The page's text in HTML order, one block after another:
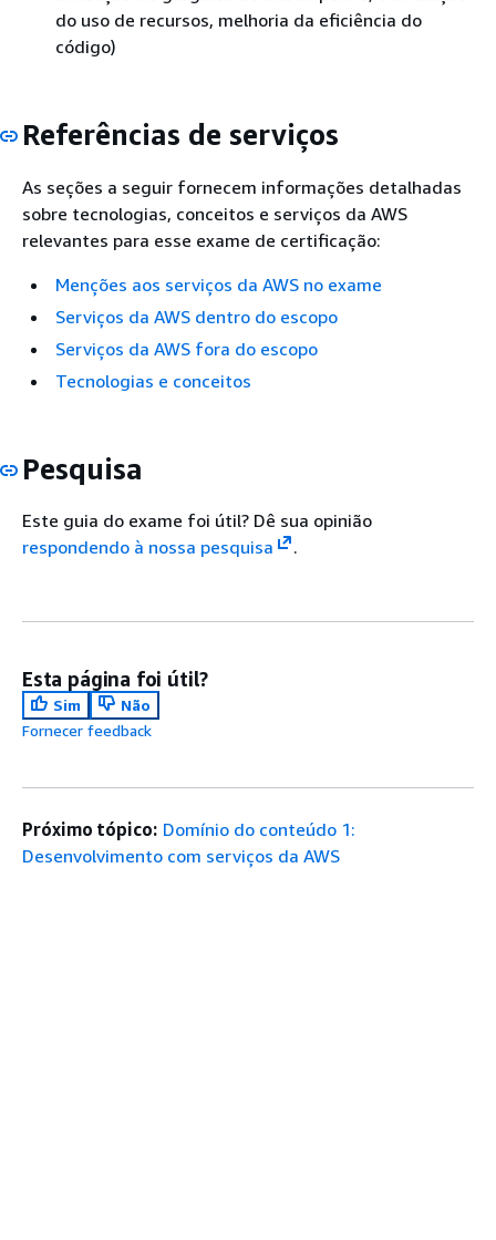
do uso de recursos, melhoria da eficiência do
código)
Referências de serviços
As seções a seguir fornecem informações detalhadas
sobre tecnologias, conceitos e serviços da AWS
relevantes para esse exame de certificação:
Menções aos serviços da AWS no exame
Serviços da AWS dentro do escopo
Serviços da AWS fora do escopo
Tecnologias e conceitos
Pesquisa
Este guia do exame foi útil? Dê sua opinião
respondendo à nossa pesquisa
.
Esta página foi útil?
Sim
Não
Fornecer feedback
Próximo tópico: Domínio do conteúdo 1:
Desenvolvimento com serviços da AWS